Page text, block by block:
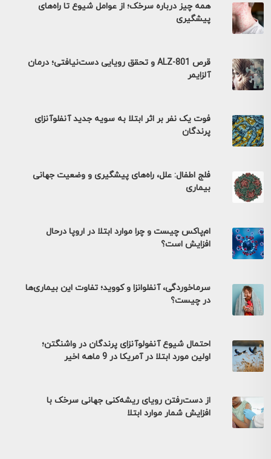
همه چیز درباره سرخک؛ از عوامل شیوع تا راه‌های
پیشگیری
قرص ALZ-801 و تحقق رویایی دست‌نیافتی؛ درمان
آلزایمر
فوت یک نفر بر اثر ابتلا به سویه جدید آنفلوآنزای
پرندگان
فلج اطفال: علل، راه‌های پیشگیری و وضعیت جهانی
بیماری
ام‌پاکس چیست و چرا موارد ابتلا در اروپا درحال
افزایش است؟
سرماخوردگی، آنفلوانزا و کووید؛ تفاوت این بیماری‌ها
در چیست؟
احتمال شیوع آنفولوآنزای پرندگان در واشنگتن؛
اولین مورد ابتلا در آمریکا در 9 ماهه اخیر
از دست‌رفتن رویای ریشه‌کنی جهانی سرخک با
افزایش شمار موارد ابتلا